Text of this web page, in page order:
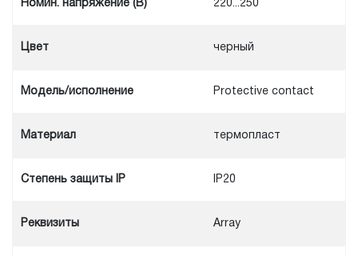
Номин. напряжение (В) 220...250
Цвет черный
Модель/исполнение Protective contact
Материал термопласт
Степень защиты IP IP20
Реквизиты Array